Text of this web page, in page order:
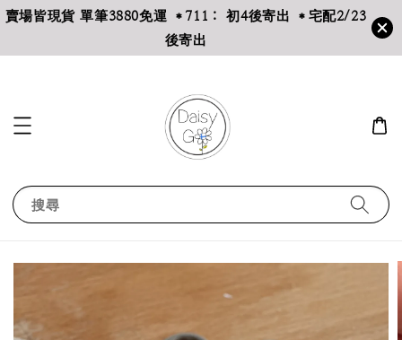
賣場皆現貨 單筆3880免運 ＊711： 初4後寄出 ＊宅配2/23
後寄出
搜尋